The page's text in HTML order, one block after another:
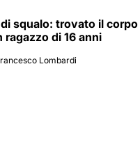
squalo: trovato il corpo
ragazzo di 16 anni
Lombardi